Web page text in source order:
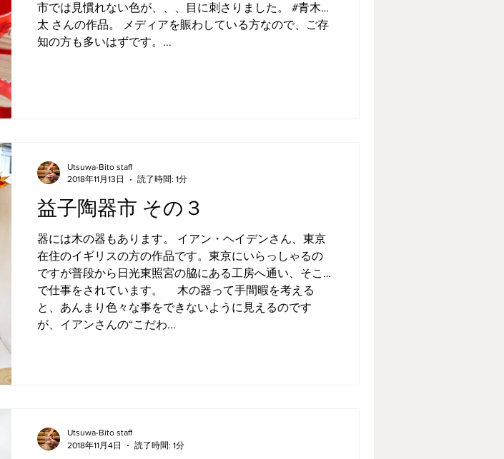
市では見慣れない色が、、、目に刺さりました。 #青木良
太 さんの作品。 メディアを賑わしている方なので、ご存
知の方も多いはずです。...
益子陶器市 その３
器には木の器もあります。 イアン・ヘイデンさん、東京
在住のイギリスの方の作品です。東京にいらっしゃるの
ですが普段から日光東照宮の脇にある工房へ通い、そこ
で仕事をされています。 木の器って手間暇を考える
と、あんまり色々な事をできないように見えるのです
が、イアンさんの“こだわ...
Utsuwa-Bito staff
2018年11月13日
読了時間: 1分
Utsuwa-Bito staff
2018年11月4日
読了時間: 1分